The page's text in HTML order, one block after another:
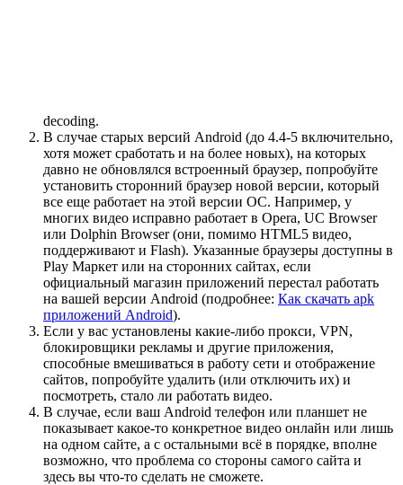
decoding.
В случае старых версий Android (до 4.4-5 включительно,
хотя может сработать и на более новых), на которых
давно не обновлялся встроенный браузер, попробуйте
установить сторонний браузер новой версии, который
все еще работает на этой версии ОС. Например, у
многих видео исправно работает в Opera, UC Browser
или Dolphin Browser (они, помимо HTML5 видео,
поддерживают и Flash). Указанные браузеры доступны в
Play Маркет или на сторонних сайтах, если
официальный магазин приложений перестал работать
на вашей версии Android (подробнее: Как скачать apk
приложений Android).
Если у вас установлены какие-либо прокси, VPN,
блокировщики рекламы и другие приложения,
способные вмешиваться в работу сети и отображение
сайтов, попробуйте удалить (или отключить их) и
посмотреть, стало ли работать видео.
В случае, если ваш Android телефон или планшет не
показывает какое-то конкретное видео онлайн или лишь
на одном сайте, а с остальными всё в порядке, вполне
возможно, что проблема со стороны самого сайта и
здесь вы что-то сделать не сможете.